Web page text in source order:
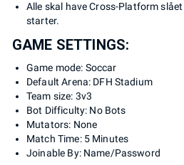
Alle skal have Cross-Platform
starter.
GAME SETTINGS:
Game mode: Soccar
Default Arena: DFH Stadium
Team size: 3v3
Bot Difficulty: No Bots
Mutators: None
Match Time: 5 Minutes
Joinable By: Name/Password